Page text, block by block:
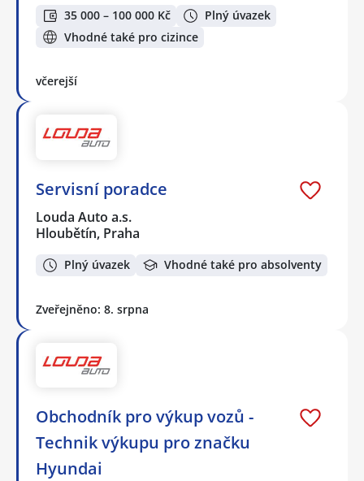
35 000 – 100 000 Kč
Plný úvazek
Vhodné také pro cizince
včerejší
Servisní poradce
Louda Auto a.s.
Hloubětín, Praha
Plný úvazek Vhodné také pro absolventy
Zveřejněno: 8. srpna
Obchodník pro výkup vozů -
Technik výkupu pro značku
Hyundai